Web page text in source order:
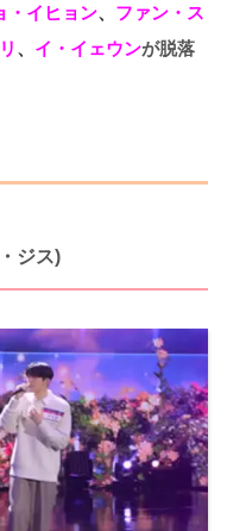
・イヒョン、 ファン・ス
、 イ・イェウンが脱落
ジス)